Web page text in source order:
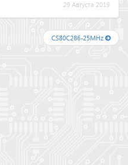
29 Августа 2019
CS80C286-25MHz